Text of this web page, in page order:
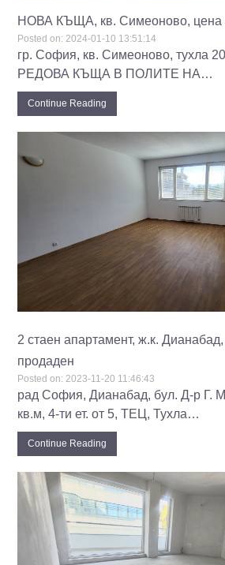
НОВА КЪЩА, кв. Симеоново, цена
Posted on: 2024-01-10 13:51:14
гр. София, кв. Симеоново, тухла
РЕДОВА КЪЩА В ПОЛИТЕ НА…
Continue Reading
2 стаен апартамент, ж.к.
продаден
Posted on: 2023-11-20 11:46:43
рад София, Дианабад, бул. Д-р Г.
кв.м, 4-ти ет. от 5, ТЕЦ, Тухла…
Continue Reading